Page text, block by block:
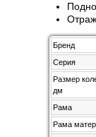
Бренд
Серия
Размер
дм
Рама
Рама